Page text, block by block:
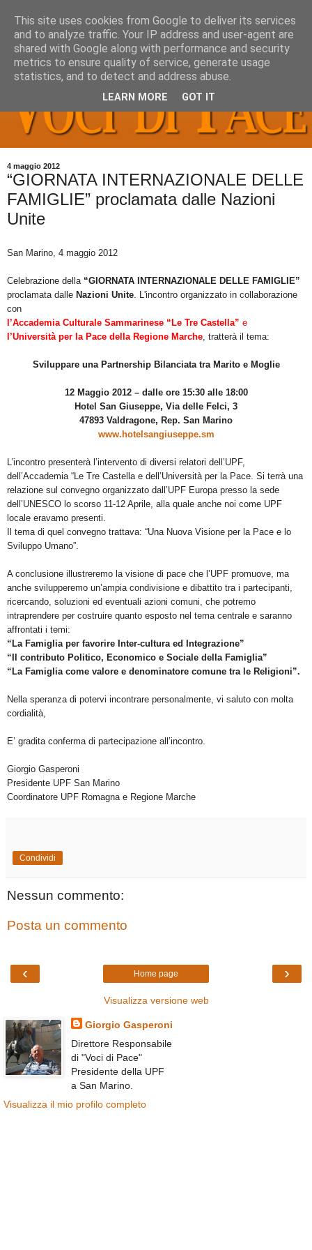
4 maggio 2012
“GIORNATA INTERNAZIONALE DELLE
FAMIGLIE” proclamata dalle Nazioni
Unite
San Marino, 4 maggio 2012
Celebrazione della “GIORNATA INTERNAZIONALE DELLE FAMIGLIE”
proclamata dalle Nazioni Unite . L'incontro organizzato in collaborazione
con
l’Accademia Culturale Sammarinese “Le Tre Castella” e
l’Università per la Pace della Regione Marche , tratterà il tema:
Sviluppare una Partnership Bilanciata tra Marito e Moglie
12 Maggio 2012 – dalle ore 15:30 alle 18:00
Hotel San Giuseppe, Via delle Felci, 3
47893 Valdragone, Rep. San Marino
www.hotelsangiuseppe.sm
L’incontro presenterà l’intervento di diversi relatori dell’UPF,
dell’Accademia “Le Tre Castella e dell’Università per la Pace. Si terrà una
relazione sul convegno organizzato dall’UPF Europa presso la sede
dell’UNESCO lo scorso 11-12 Aprile, alla quale anche noi come UPF
locale eravamo presenti.
Il tema di quel convegno trattava: “Una Nuova Visione per la Pace e lo
Sviluppo Umano”.
A conclusione illustreremo la visione di pace che l’UPF promuove, ma
anche svilupperemo un’ampia condivisione e dibattito tra i partecipanti,
ricercando, soluzioni ed eventuali azioni comuni, che potremo
intraprendere per costruire quanto esposto nel tema centrale e saranno
affrontati i temi:
“La Famiglia per favorire Inter-cultura ed Integrazione”
“Il contributo Politico, Economico e Sociale della Famiglia”
“La Famiglia come valore e denominatore comune tra le Religioni”.
Nella speranza di potervi incontrare personalmente, vi saluto con molta
cordialità,
E’ gradita conferma di partecipazione all’incontro.
Giorgio Gasperoni
Presidente UPF San Marino
Coordinatore UPF Romagna e Regione Marche
Condividi
Nessun commento:
Posta un commento
‹ ›
Home page
Visualizza versione web
Giorgio Gasperoni
Direttore Responsabile
di "Voci di Pace"
Presidente della UPF
a San Marino.
Visualizza il mio profilo completo
This site uses cookies from Google to deliver its services
and to analyze traffic. Your IP address and user-agent are
shared with Google along with performance and security
metrics to ensure quality of service, generate usage
statistics, and to detect and address abuse.
LEARN MORE GOT IT